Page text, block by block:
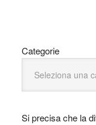
Categorie
Si precisa che la